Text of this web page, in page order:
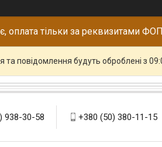
оплата тільки за реквизитами
повідомлення будуть оброблені з
938-30-58 +380 (50) 380-11-15